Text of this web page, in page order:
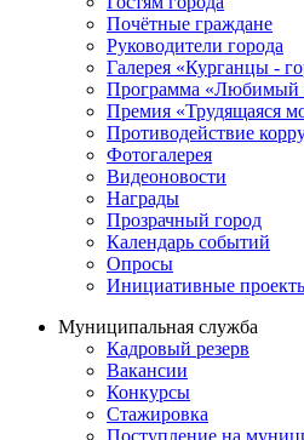
Почётные граждане
Руководители города
Галерея «Курганцы -
Программа «Любимый
Премия «Трудящаяся
Противодействие
Фотогалерея
Видеоновости
Награды
Прозрачный город
Календарь событий
Опросы
Инициативные
Муниципальная служба
Кадровый резерв
Вакансии
Конкурсы
Стажировка